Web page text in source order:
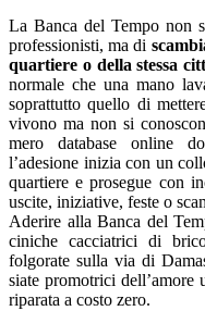
La Banca del Tempo non
professionisti, ma di
quartiere o della stessa
normale che una mano
soprattutto quello di
vivono ma non si
mero database online
l’adesione inizia con un
quartiere e prosegue con
uscite, iniziative, feste o
Aderire alla Banca del
ciniche cacciatrici di
folgorate sulla via di
siate promotrici
riparata a costo zero.